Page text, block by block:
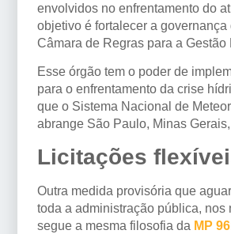
envolvidos no enfrentamento do
objetivo é fortalecer a
Câmara de Regras para a
Esse órgão tem o poder de
para o enfrentamento da crise
que o Sistema Nacional de
abrange São Paulo, Minas
Licitações
Outra medida provisória que
toda a administração pública,
segue a mesma filosofia da MP